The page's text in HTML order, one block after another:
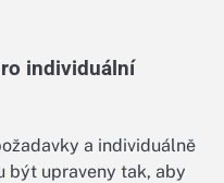
individuální
a individuálně
být upraveny tak, aby